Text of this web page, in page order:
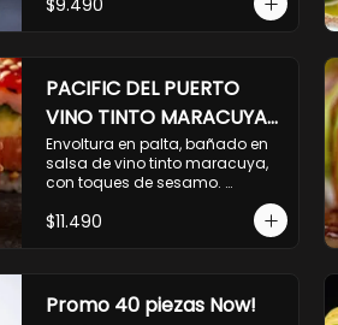
$9.490
PACIFIC DEL PUERTO
VINO TINTO MARACUYA
ORIENTAL.
Envoltura en palta, bañado en
salsa de vino tinto maracuya,
con toques de sesamo.
Camaron furai, salmon, queso,
pepino.
$11.490
Promo 40 piezas Now!